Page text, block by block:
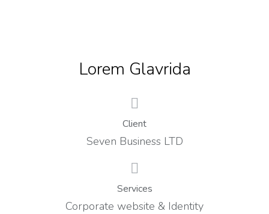
Lorem Glavrida
Client
Seven Business LTD
Services
Corporate website & Identity